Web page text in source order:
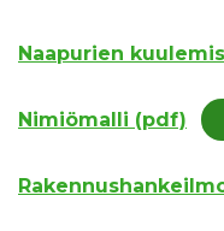
Naapurien
Nimiömalli (pdf)